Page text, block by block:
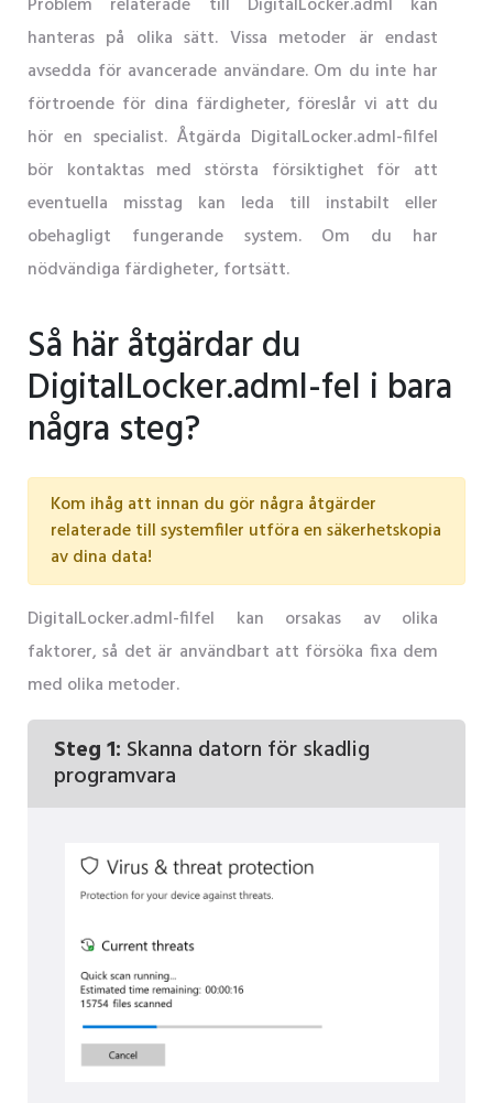
hanteras på olika sätt. Vissa metoder är endast
avsedda för avancerade användare. Om du inte har
förtroende för dina färdigheter, föreslår vi att du
hör en specialist. Åtgärda DigitalLocker.adml-filfel
bör kontaktas med största försiktighet för att
eventuella misstag kan leda till instabilt eller
obehagligt fungerande system. Om du har
nödvändiga färdigheter, fortsätt.
Så här åtgärdar du
DigitalLocker.adml-fel i bara
några steg?
Kom ihåg att innan du gör några åtgärder
relaterade till systemfiler utföra en säkerhetskopia
av dina data!
DigitalLocker.adml-filfel kan orsakas av olika
faktorer, så det är användbart att försöka fixa dem
med olika metoder.
Steg 1: Skanna datorn för skadlig
programvara